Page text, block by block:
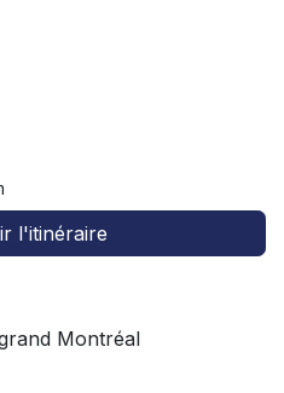
l'itinéraire
Montréal